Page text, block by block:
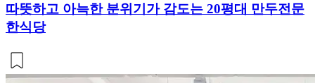
따뜻하고 아늑한 분위기가 감도는 20평대 만두전문
한식당